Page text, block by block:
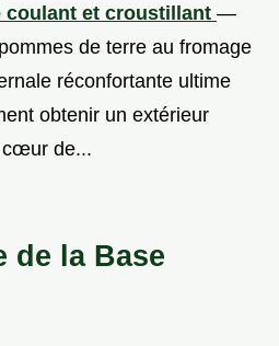
et croustillant —
de terre au fromage
réconfortante ultime
obtenir un extérieur
cœur de...
de la Base